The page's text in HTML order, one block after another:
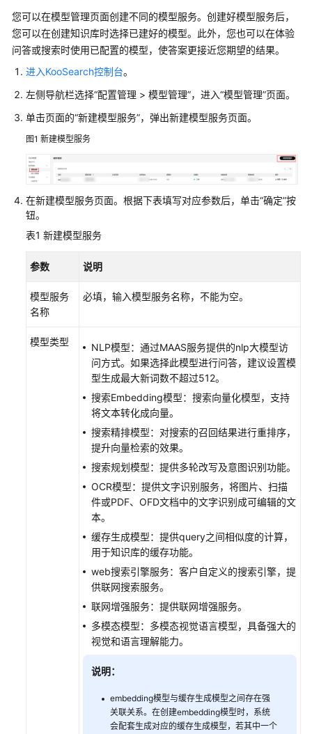
问
答
服
务
用
流
开
通
KooSearch
问
服
在
制
KooSearch
您可以在模型管理页面创建不同的模型服务。创建好模型服务后，
您可以在创建知识库时选择已建好的模型。此外，您也可以在体验
问答或搜索时使用已配置的模型，使答案更接近您期望的结果。
进入KooSearch控制台。
左侧导航栏选择“配置管理 > 模型管理”，进入“模型管理”页面。
单击页面的“新建模型服务”，弹出新建模型服务页面。
图1 新建模型服务
在新建模型服务页面。根据下表填写对应参数后，单击“确定”按
钮。
表1 新建模型服务
参数 说明
模型服务
名称
必填，输入模型服务名称，不能为空。
模型类型
NLP模型：通过MAAS服务提供的nlp大模型访
问方式。如果选择此模型进行问答，建议设置模
型生成最大新词数不超过512。
搜索Embedding模型：搜索向量化模型，支持
将文本转化成向量。
搜索精排模型：对搜索的召回结果进行重排序，
提升向量检索的效果。
搜索规划模型：提供多轮改写及意图识别功能。
OCR模型：提供文字识别服务，将图片、扫描
件或PDF、OFD文档中的文字识别成可编辑的文
本。
缓存生成模型：提供query之间相似度的计算，
用于知识库的缓存功能。
web搜索引擎服务：客户自定义的搜索引擎，提
供联网搜索服务。
联网增强服务：提供联网增强服务。
多模态模型：多模态视觉语言模型，具备强大的
视觉和语言理解能力。
说明：
embedding模型与缓存生成模型之间存在强
关联关系。在创建embedding模型时，系统
会配套生成对应的缓存生成模型，若其中一个